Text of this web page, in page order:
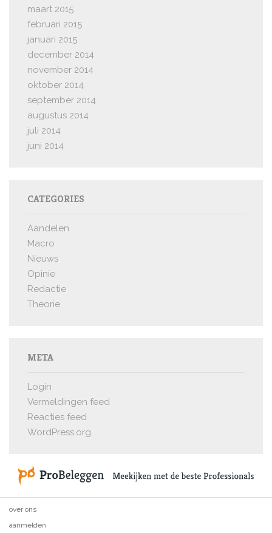
maart 2015
februari 2015
januari 2015
december 2014
november 2014
oktober 2014
september 2014
augustus 2014
juli 2014
juni 2014
CATEGORIES
Aandelen
Macro
Nieuws
Opinie
Redactie
Theorie
META
Login
Vermeldingen feed
Reacties feed
WordPress.org
over ons
aanmelden